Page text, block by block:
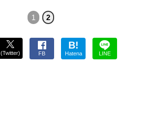
1 2
(Twitter) FB
B!
Hatena LINE